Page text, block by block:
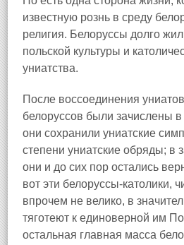
известную рознь в среду
религия. Белоруссы долго
польской культуры и
униатства.
После воссоединения
белоруссов были зачислены
они сохранили униатские
степени униатские обряды; в
они и до сих пор остались
вот эти белоруссы-католики,
впрочем не велико, в
тяготеют к единоверной им
остальная главная масса